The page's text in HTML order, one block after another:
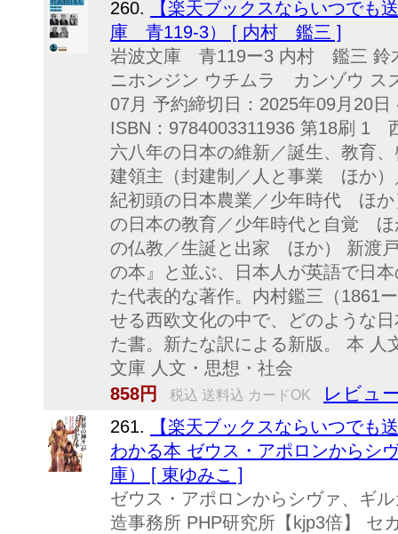
260.
【楽天ブックスならいつでも
庫 青119-3） [ 内村 鑑三 ]
岩波文庫 青119ー3 内村 鑑三 鈴
ニホンジン ウチムラ カンゾウ ス
07月 予約締切日：2025年09月20
ISBN：9784003311936 第18刷 1
六八年の日本の維新／誕生、教
建領主（封建制／人と事業 ほか
紀初頭の日本農業／少年時代 ほ
の日本の教育／少年時代と自覚
の仏教／生誕と出家 ほか） 新渡
の本』と並ぶ、日本人が英語で日
た代表的な著作。内村鑑三（1861
せる西欧文化の中で、どのような
た書。新たな訳による新版。 本 人
文庫 人文・思想・社会
858円
税込 送料込 カードOK レビュ
261.
【楽天ブックスならいつでも
わかる本 ゼウス・アポロンからシ
庫） [ 東ゆみこ ]
ゼウス・アポロンからシヴァ、ギ
造事務所 PHP研究所【kjp3倍】 セ